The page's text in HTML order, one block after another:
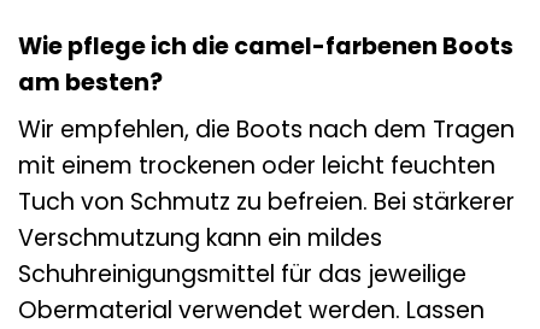
Wie pflege ich die camel-farbenen Boots
am besten?
Wir empfehlen, die Boots nach dem Tragen
mit einem trockenen oder leicht feuchten
Tuch von Schmutz zu befreien. Bei stärkerer
Verschmutzung kann ein mildes
Schuhreinigungsmittel für das jeweilige
Obermaterial verwendet werden. Lassen